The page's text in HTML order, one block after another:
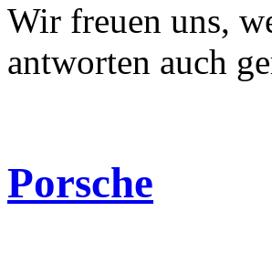
Wir freuen uns,
antworten auch
Porsche